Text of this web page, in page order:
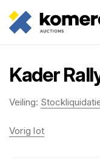
Kader
Veiling:
Vorig lot